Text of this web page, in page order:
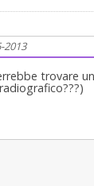
2013
trovare